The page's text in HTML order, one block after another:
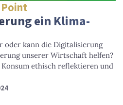
ein Klima-
oder kann die Digitalisierung
unserer Wirtschaft helfen?
ethisch reflektieren und